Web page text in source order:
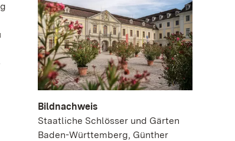
Bildnachweis
Staatliche Schlösser und Gärten
Baden-Württemberg, Günther